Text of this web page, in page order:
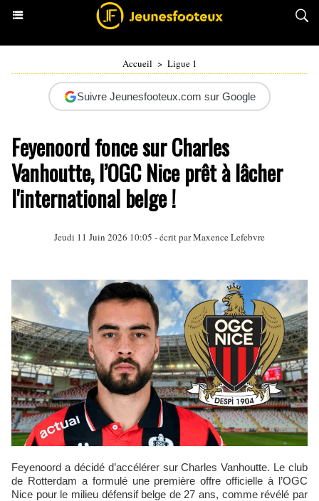
Accueil > Ligue 1
Suivre Jeunesfooteux.com sur Google
Feyenoord fonce sur Charles
Vanhoutte, l’OGC Nice prêt à lâcher
l'international belge !
Jeudi 11 Juin 2026 10:05 - écrit parMaxence Lefebvre
Feyenoord a décidé d’accélérer sur Charles Vanhoutte. Le club
de Rotterdam a formulé une première offre officielle à l’OGC
Nice pour le milieu défensif belge de 27 ans, comme révélé par